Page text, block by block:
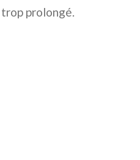
prolongé.